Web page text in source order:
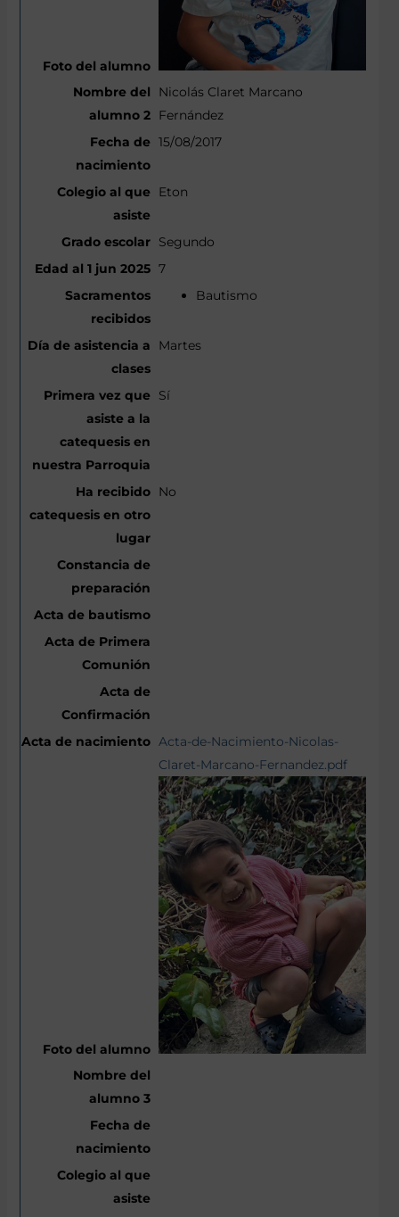
Nicolás Claret Marcano
Fernández
15/08/2017
Eton
Segundo
7
Bautismo
Martes
Sí
No
Acta-de-Nacimiento-Nicolas-
Claret-Marcano-Fernandez.pdf